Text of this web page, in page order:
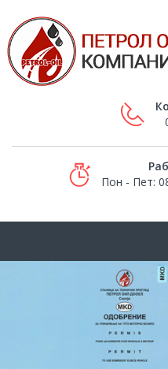
Пон - Пет: